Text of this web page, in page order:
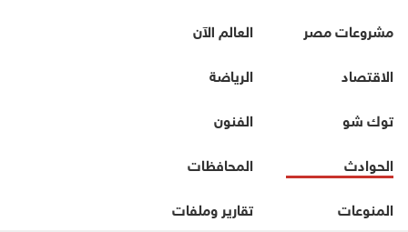
مشروعات مصر
العالم الآن
الاقتصاد
الرياضة
توك شو
الفنون
الحوادث
المحافظات
المنوعات
تقارير وملفات